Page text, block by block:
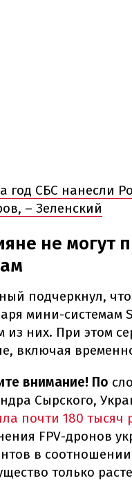
год СБС нанесли
– Зеленский
не могут
подчеркнул,
мини-системам
из них. При этом
включая
внимание! По
Сырского,
почти 180 тысяч
FPV-дронов
в
только